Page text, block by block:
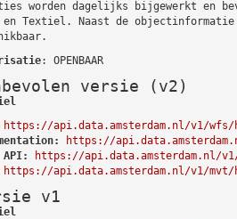
worden dagelijks bijgewerkt en
en Textiel. Naast de objectinformatie
: OPENBAAR
versie (v2)
https://api.data.amsterdam.nl/v1/
https://
API:
https://api.data.amsterdam.nl/
https://api.data.amsterdam.nl/v1/
v1